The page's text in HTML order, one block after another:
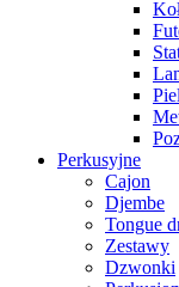
Perkusyjne
Cajon
Djembe
Tongue
Zestawy
Dzwonki